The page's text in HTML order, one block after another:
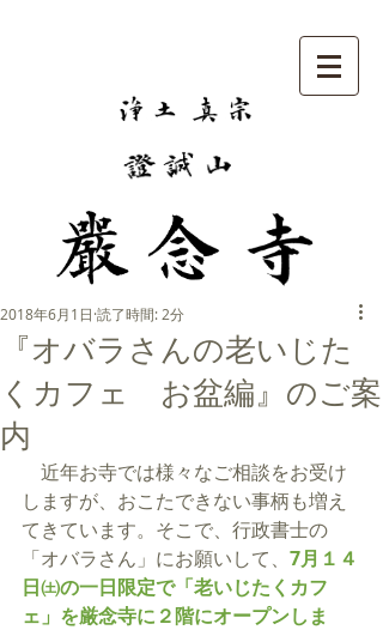
『オバラさんの老いじた
くカフェ お盆編』のご案
内
2018年6月1日 読了時間: 2分
近年お寺では様々なご相談をお受け
しますが、おこたできない事柄も増え
てきています。そこで、行政書士の
「オバラさん」にお願いして、 7月１４
日㈯の一日限定で「老いじたくカフ
ェ」を厳念寺に２階にオープンしま